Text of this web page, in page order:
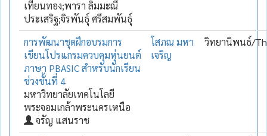
เทียนทอง;พารา ลิมมะณี
ประเสริฐ;จิรพันธุ์ ศรีสมพันธุ์
การพัฒนาชุดฝึกอบรมการ
เขียนโปรแกรมควบคุมหุ่นยนต์
ภาษา PBASIC สำหรับนักเรียน
ช่วงชั้นที่ 4
มหาวิทยาลัยเทคโนโลยี
พระจอมเกล้าพระนครเหนือ
จรัญ แสนราช
โสภณ มหา
เจริญ
วิทยานิพนธ์/